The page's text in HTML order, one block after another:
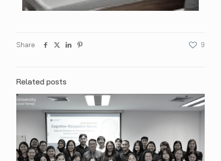
Share 9
Related posts